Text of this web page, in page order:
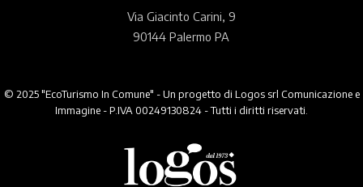
Via Giacinto Carini, 9
90144 Palermo PA
© 2025 "EcoTurismo In Comune" - Un progetto di Logos srl Comunicazione e
Immagine - P.IVA 00249130824 - Tutti i diritti riservati.